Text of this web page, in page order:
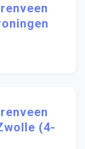
(4-